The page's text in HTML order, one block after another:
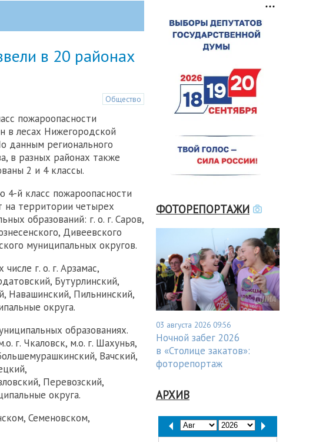
в 20 районах
Общество
пожароопасности
в лесах Нижегородской
данным регионального
в разных районах также
2 и 4 классы.
4-й класс пожароопасности
на территории четырех
образований: г. о. г. Саров,
Дивеевского
муниципальных округов.
г. о. г. Арзамас,
Бутурлинский,
Навашинский, Пильнинский,
округа.
образованиях.
г. Чкаловск, м.о. г. Шахунья,
Вачский,
Перевозский,
округа.
Семеновском,
ФОТОРЕПОРТАЖИ
03 августа 2026 09:56
Ночной забег 2026
в «Столице закатов»:
фоторепортаж
АРХИВ